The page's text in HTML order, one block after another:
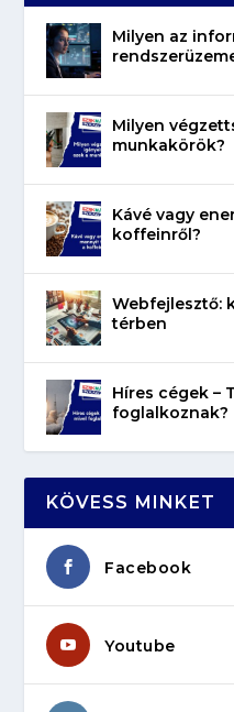
Milyen az
Milyen
munkakörök?
Kávé vagy
koffeinről?
Webfejlesztő:
térben
Híres cégek –
foglalkoznak?
KÖVESS MINKET
Facebook
Youtube